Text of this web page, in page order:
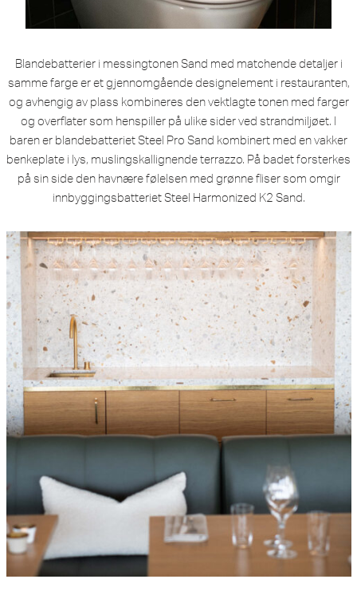
Blandebatterier i messingtonen Sand med matchende detaljer i
samme farge er et gjennomgående designelement i restauranten,
og avhengig av plass kombineres den vektlagte tonen med farger
og overflater som henspiller på ulike sider ved strandmiljøet. I
baren er blandebatteriet Steel Pro Sand kombinert med en vakker
benkeplate i lys, muslingskallignende terrazzo. På badet forsterkes
på sin side den havnære følelsen med grønne fliser som omgir
innbyggingsbatteriet Steel Harmonized K2 Sand.